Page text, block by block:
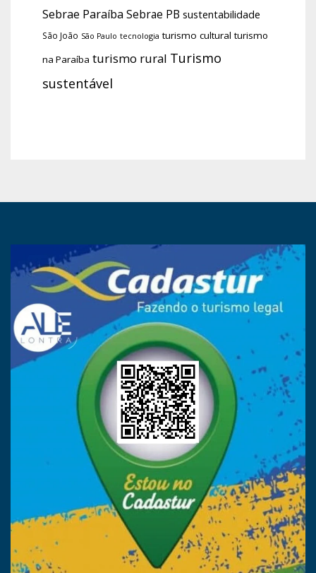
Sebrae Paraíba Sebrae PB sustentabilidade
São João São Paulo tecnologia turismo cultural turismo
na Paraíba turismo rural Turismo
sustentável